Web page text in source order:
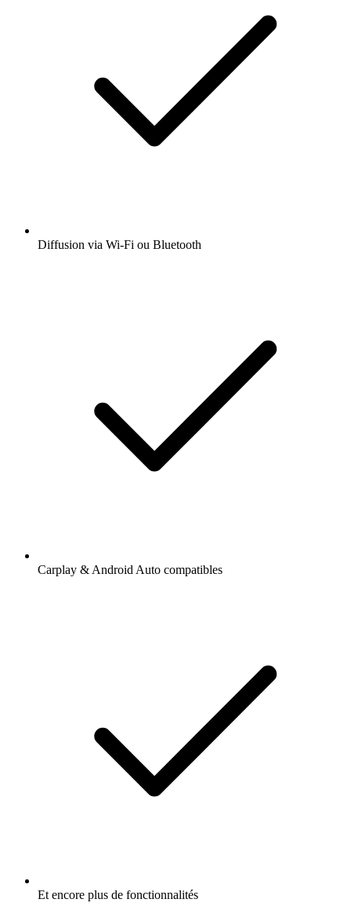
Diffusion via Wi-Fi ou Bluetooth
Carplay & Android Auto compatibles
Et encore plus de fonctionnalités